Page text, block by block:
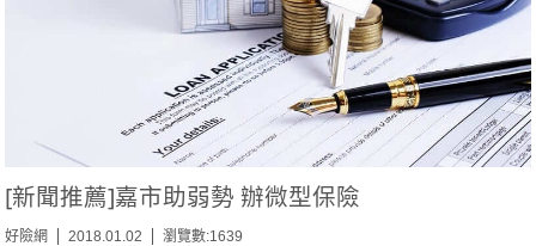
[新聞推薦]嘉市助弱勢 辦微型保險
好險網 2018.01.02 瀏覽數:1639